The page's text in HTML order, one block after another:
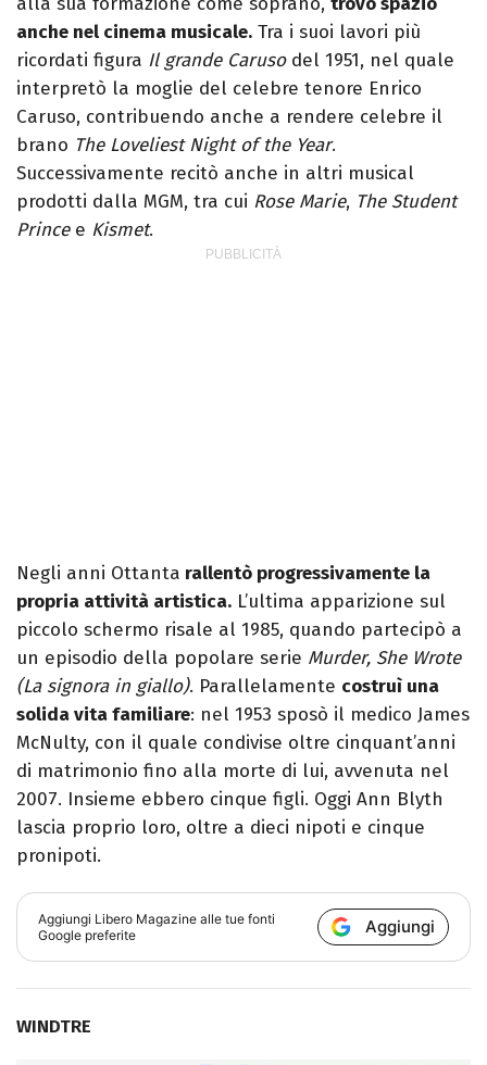
anche nel cinema musicale. Tra i suoi lavori più
ricordati figura Il grande Carusodel 1951, nel quale
interpretò la moglie del celebre tenore Enrico
Caruso, contribuendo anche a rendere celebre il
brano The Loveliest Night of the Year.
Successivamente recitò anche in altri musical
prodotti dalla MGM, tra cui Rose Marie, The Student
Princee Kismet.
Negli anni Ottanta rallentò progressivamente la
propria attività artistica. L’ultima apparizione sul
piccolo schermo risale al 1985, quando partecipò a
un episodio della popolare serie Murder, She Wrote
(La signora in giallo). Parallelamente costruì una
solida vita familiare: nel 1953 sposò il medico James
McNulty, con il quale condivise oltre cinquant’anni
di matrimonio fino alla morte di lui, avvenuta nel
2007. Insieme ebbero cinque figli. Oggi Ann Blyth
lascia proprio loro, oltre a dieci nipoti e cinque
pronipoti.
Aggiungi Libero Magazine alle tue fonti
Google preferite
Aggiungi
WINDTRE